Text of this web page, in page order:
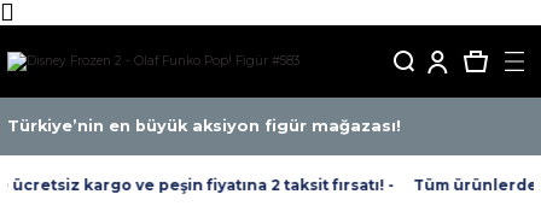
Türkiye’nin en büyük aksiyon figür mağazası!
kargo ve peşin fiyatına 2 taksit fırsatı! - Tüm ürünlerde